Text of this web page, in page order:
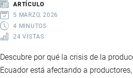
EL
DESAFÍO
DE
AUTOGENERACIÓN
ARTÍCULO
5 MARZO, 2026
4 MINUTOS
24 VISTAS
Descubre por qué la crisis de la
Ecuador está afectando a